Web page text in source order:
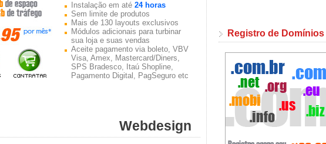
Instalação em até 24 horas
Sem limite de produtos
Mais de 130 layouts exclusivos
Módulos adicionais para turbinar
sua loja e suas vendas
Aceite pagamento via boleto, VBV
Visa, Amex, Mastercard/Diners,
SPS Bradesco, Itaú Shopline,
Pagamento Digital, PagSeguro etc
Webdesign
Registro de Domínios